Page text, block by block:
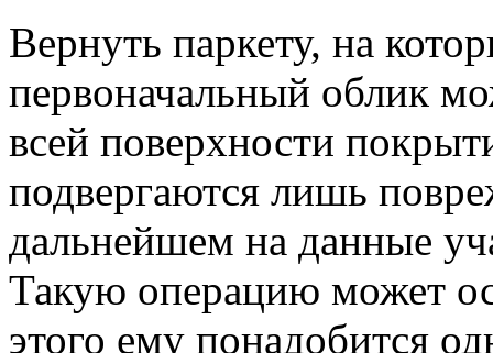
Вернуть паркету, на
первоначальный облик
всей поверхности
подвергаются лишь
дальнейшем на данные
Такую операцию может
этого ему понадобится